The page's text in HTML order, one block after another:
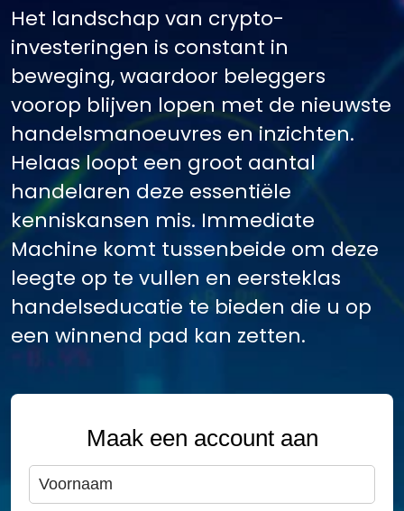
Het landschap van crypto-
investeringen is constant in
beweging, waardoor beleggers
voorop blijven lopen met de nieuwste
handelsmanoeuvres en inzichten.
Helaas loopt een groot aantal
handelaren deze essentiële
kenniskansen mis. Immediate
Machine komt tussenbeide om deze
leegte op te vullen en eersteklas
handelseducatie te bieden die u op
een winnend pad kan zetten.